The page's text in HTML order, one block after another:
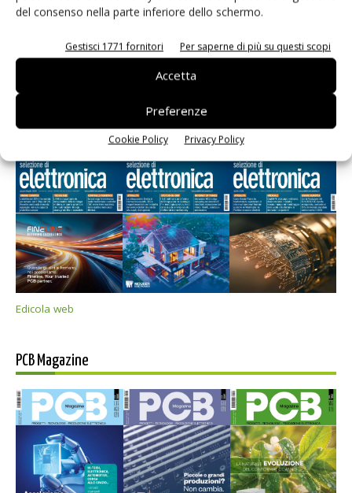
del consenso nella parte inferiore dello schermo.
Gestisci 1771 fornitori Per saperne di più su questi scopi
Accetta
Preferenze
Cookie Policy Privacy Policy
Selezione di elettronica
Edicola web
PCB Magazine